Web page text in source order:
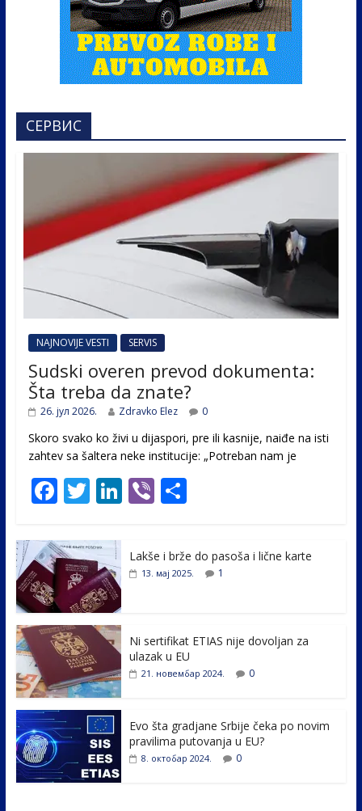
СЕРВИС
NAJNOVIJE VESTI SERVIS
Sudski overen prevod dokumenta:
Šta treba da znate?
26. јул 2026. Zdravko Elez 0
Skoro svako ko živi u dijaspori, pre ili kasnije, naiđe na isti
zahtev sa šaltera neke institucije: „Potreban nam je
F
e
b
o
o
k
T
itt
er
Li
e
Vi
er
S
ar
e
Lakše i brže do pasoša i lične karte
13. мај 2025. 1
Ni sertifikat ETIAS nije dovoljan za
ulazak u EU
21. новембар 2024. 0
Evo šta gradjane Srbije čeka po novim
pravilima putovanja u EU?
8. октобар 2024. 0